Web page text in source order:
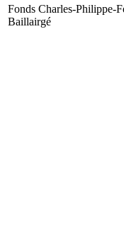
Fonds Charles-Philippe-
Baillairgé